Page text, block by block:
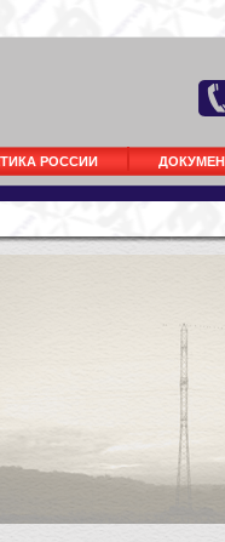
РОССИИ